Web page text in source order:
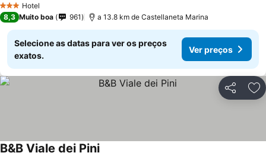
3 EstrelasHotel
8,3 Muito boa 961 a 13.8 km de Castellaneta Marina
Selecione as datas para ver os preços
exatos.
Ver preços
Partilhar
B&B Viale dei Pini